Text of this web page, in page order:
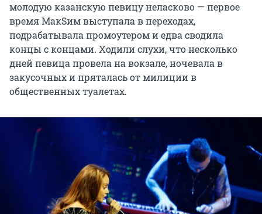
молодую казанскую певицу неласково — первое
время МакSим выступала в переходах,
подрабатывала промоутером и едва сводила
концы с концами. Ходили слухи, что несколько
дней певица провела на вокзале, ночевала в
закусочных и пряталась от милиции в
общественных туалетах.